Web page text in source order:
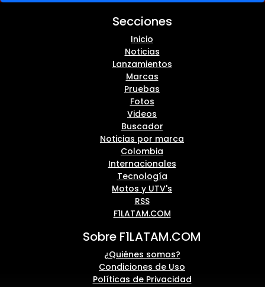
Secciones
Inicio
Noticias
Lanzamientos
Marcas
Pruebas
Fotos
Videos
Buscador
Noticias por marca
Colombia
Internacionales
Tecnología
Motos y UTV's
RSS
F1LATAM.COM
Sobre F1LATAM.COM
¿Quiénes somos?
Condiciones de Uso
Políticas de Privacidad